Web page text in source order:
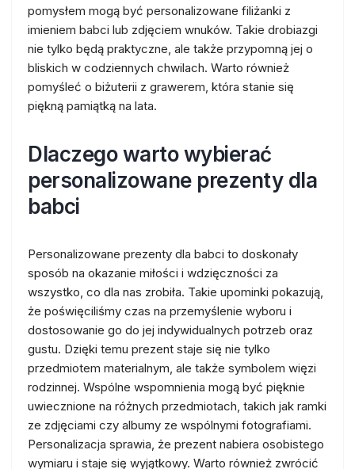
pomysłem mogą być personalizowane filiżanki z
imieniem babci lub zdjęciem wnuków. Takie drobiazgi
nie tylko będą praktyczne, ale także przypomną jej o
bliskich w codziennych chwilach. Warto również
pomyśleć o biżuterii z grawerem, która stanie się
piękną pamiątką na lata.
Dlaczego warto wybierać
personalizowane prezenty dla
babci
Personalizowane prezenty dla babci to doskonały
sposób na okazanie miłości i wdzięczności za
wszystko, co dla nas zrobiła. Takie upominki pokazują,
że poświęciliśmy czas na przemyślenie wyboru i
dostosowanie go do jej indywidualnych potrzeb oraz
gustu. Dzięki temu prezent staje się nie tylko
przedmiotem materialnym, ale także symbolem więzi
rodzinnej. Wspólne wspomnienia mogą być pięknie
uwiecznione na różnych przedmiotach, takich jak ramki
ze zdjęciami czy albumy ze wspólnymi fotografiami.
Personalizacja sprawia, że prezent nabiera osobistego
wymiaru i staje się wyjątkowy. Warto również zwrócić